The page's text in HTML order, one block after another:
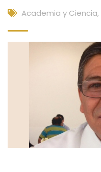
Academia y Ciencia,